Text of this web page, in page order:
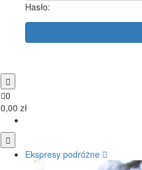
Hasło:
0
0,00 zł
Ekspresy podróżne